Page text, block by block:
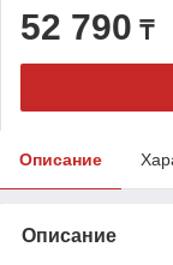
52 790 ₸
Описание
Описание